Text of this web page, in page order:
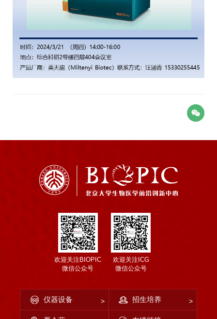
欢迎关注BIOPIC
微信公众号
欢迎关注ICG
微信公众号
仪器设备 招生培养